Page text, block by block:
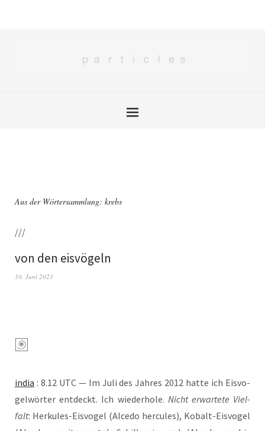
Aus der Wörtersammlung: krebs
///
von den eisvögeln
10. Juni 2023
india : 8.12 UTC — Im Juli des Jah­res 2012 hat­te ich Eis­vo­
gel­wör­ter ent­deckt. Ich wie­der­ho­le. Nicht erwar­te­te Viel­
falt: Her­ku­les-Eis­vo­gel (Alce­do her­cu­les), Kobalt-Eis­vo­gel